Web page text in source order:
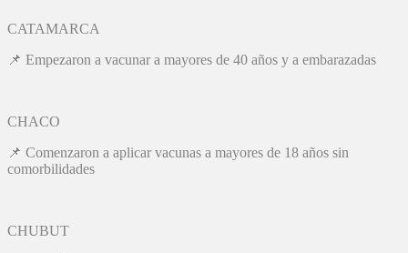
CATAMARCA
📌 Empezaron a vacunar a mayores de 40 años y a embarazadas
CHACO
📌 Comenzaron a aplicar vacunas a mayores de 18 años sin
comorbilidades
CHUBUT